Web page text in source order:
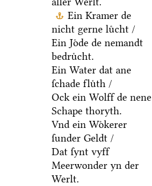
Ein Kramer de
nicht gerne luͤcht /
Ein Joͤde de nemandt
bedruͤcht.
Ein Water dat ane
ſchade fluͤth /
Ock ein Wolff de nene
Schape thoryth.
Vnd ein Woͤkerer
ſunder Geldt /
Dat ſynt vyff
Meerwonder yn der
Werlt.